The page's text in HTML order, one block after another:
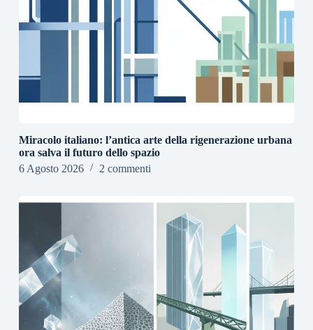
Miracolo italiano: l’antica arte della rigenerazione urbana
ora salva il futuro dello spazio
6 Agosto 2026
2 commenti